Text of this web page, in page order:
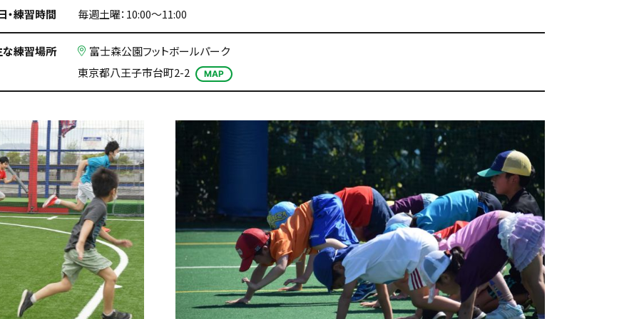
・練習時間 毎週土曜：10:00～11:00
な練習場所
富士森公園フットボールパーク
東京都八王子市台町2-2
MAP